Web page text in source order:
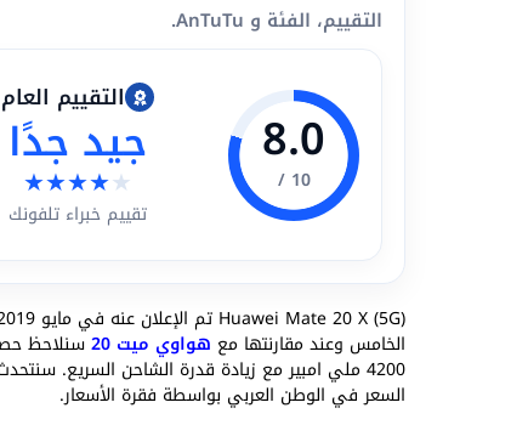
التقييم، الفئة و AnTuTu.
8.0
10 /
التقييم العام
جيد جدًا
★★★★★
تقييم خبراء تلفونك
Huawei Mate 20 X (5G) تم الإعلان عنه في مايو 2019 إلى جانب
الخامس وعند مقارنتها مع هواوي ميت 20
4200 ملي امبير مع زيادة قدرة الشاحن السريع.
السعر في الوطن العربي بواسطة فقرة الأسعار.